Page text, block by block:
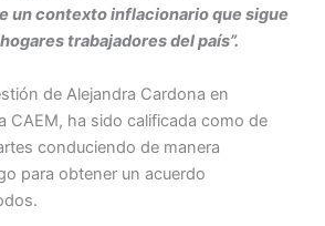
un contexto inflacionario que sigue
trabajadores del país”.
de Alejandra Cardona en
CAEM, ha sido calificada como de
conduciendo de manera
para obtener un acuerdo